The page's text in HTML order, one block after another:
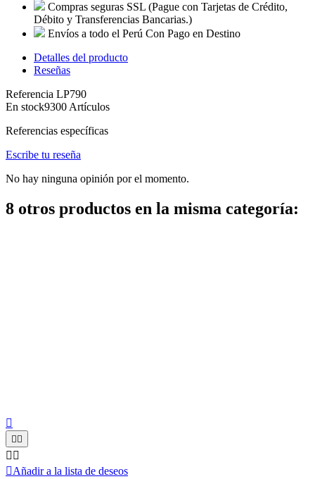
Compras seguras SSL (Pague con Tarjetas de Crédito,
Débito y Transferencias Bancarias.)
Envíos a todo el Perú Con Pago en Destino
Detalles del producto
Reseñas
Referencia LP790
En stock9300 Artículos
Referencias específicas
Escribe tu reseña
No hay ninguna opinión por el momento.
8 otros productos en la misma categoría:

 
 
Añadir a la lista de deseos